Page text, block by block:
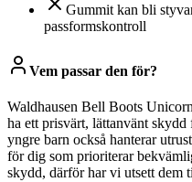
Gummit kan bli
passformskontroll
Vem passar den för?
Waldhausen Bell Boots
ha ett prisvärt, lättanvänt
yngre barn också hanterar
för dig som prioriterar
skydd, därför har vi utsett dem